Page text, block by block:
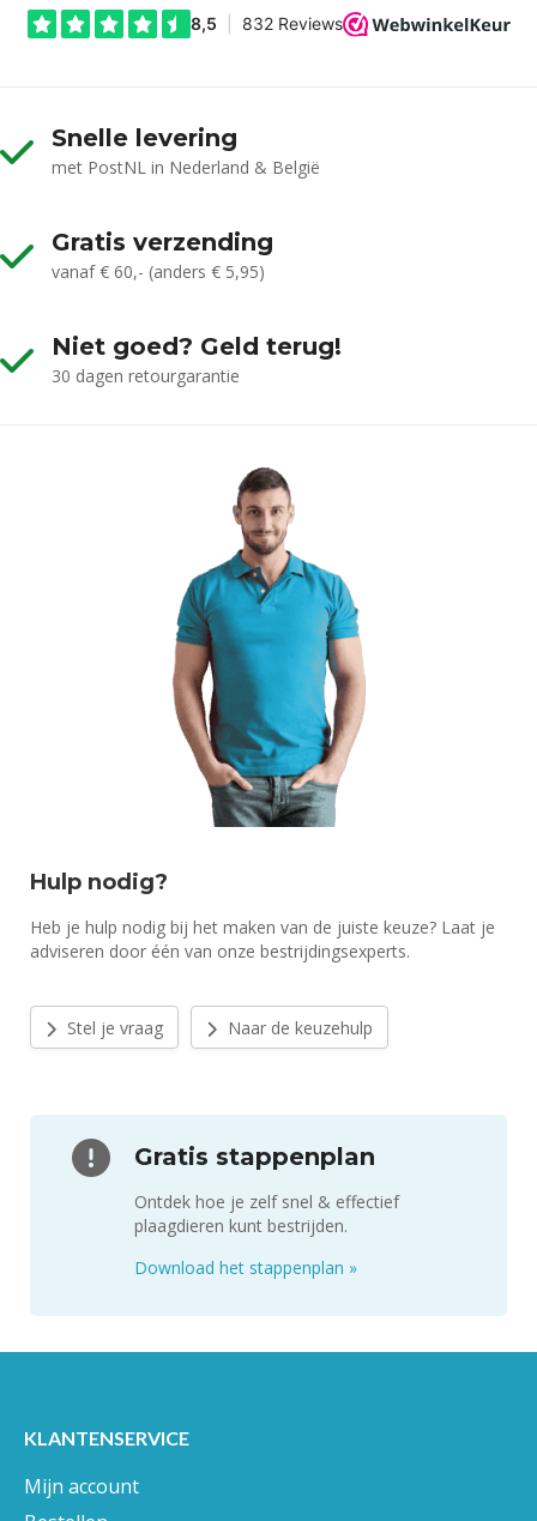
Snelle levering
met PostNL in Nederland & België
Gratis verzending
vanaf € 60,- (anders € 5,95)
Niet goed? Geld terug!
30 dagen retourgarantie
Hulp nodig?
Heb je hulp nodig bij het maken van de juiste keuze? Laat je
adviseren door één van onze bestrijdingsexperts.
Stel je vraag Naar de keuzehulp
Gratis stappenplan
Ontdek hoe je zelf snel & effectief
plaagdieren kunt bestrijden.
Download het stappenplan »
KLANTENSERVICE
Mijn account